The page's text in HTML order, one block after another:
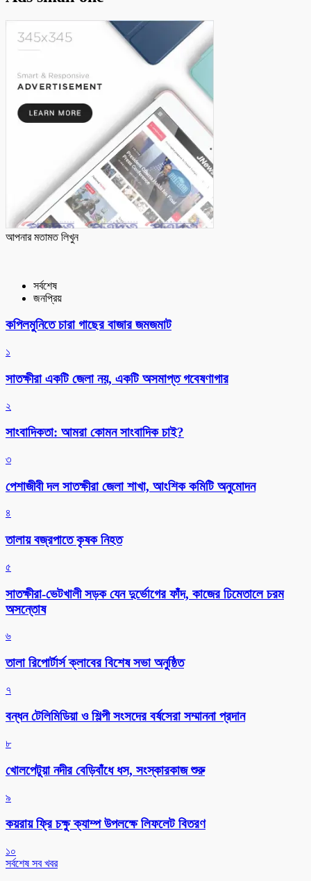
আপনার মতামত লিখুন
সর্বশেষ
জনপ্রিয়
কপিলমুনিতে চারা গাছের বাজার জমজমাট
১
সাতক্ষীরা একটি জেলা নয়, একটি অসমাপ্ত গবেষণাগার
২
সাংবাদিকতা: আমরা কোমন সাংবাদিক চাই?
৩
পেশাজীবী দল সাতক্ষীরা জেলা শাখা, আংশিক কমিটি অনুমোদন
৪
তালায় বজ্রপাতে কৃষক নিহত
৫
সাতক্ষীরা-ভেটখালী সড়ক যেন দুর্ভোগের ফাঁদ, কাজের ঢিমেতালে চরম
অসন্তোষ
৬
‎তালা রিপোর্টার্স ক্লাবের বিশেষ সভা অনুষ্ঠিত
৭
বন্ধন টেলিমিডিয়া ও শিল্পী সংসদের বর্ষসেরা সম্মাননা প্রদান
৮
খোলপেটুয়া নদীর বেড়িবাঁধে ধস, সংস্কারকাজ শুরু
৯
কয়রায় ফ্রি চক্ষু ক্যাম্প উপলক্ষে লিফলেট বিতরণ
১০
সর্বশেষ সব খবর